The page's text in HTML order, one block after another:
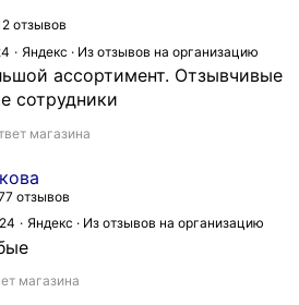
отзывов
Яндекс · Из отзывов на организацию
ассортимент. Отзывчивые
сотрудники
магазина
отзывов
Яндекс · Из отзывов на организацию
магазина